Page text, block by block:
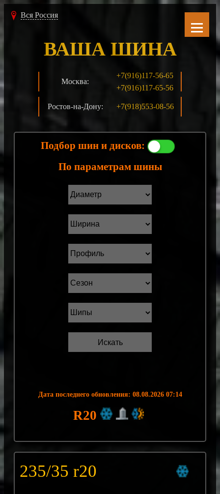
Вся Россия
Москва:
+7(916)117-56-65
+7(916)117-65-56
Ростов-на-Дону: +7(918)553-08-56
ВАША ШИНА
Подбор шин и дисков:
По параметрам шины
Дата последнего обновления: 08.08.2026 07:14
R20
235/35 r20